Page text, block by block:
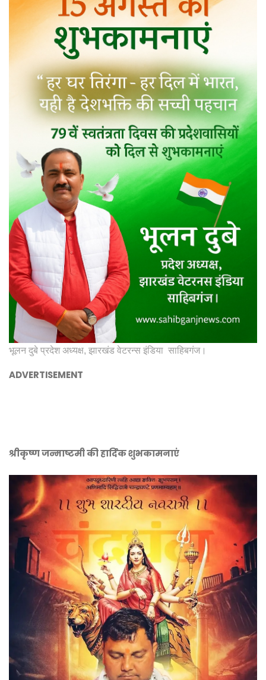
भूलन दुबे प्रदेश अध्यक्ष, झारखंड वेटरन्स इंडिया साहिबगंज।
ADVERTISEMENT
श्रीकृष्ण जन्माष्टमी की हार्दिक शुभकामनाएं